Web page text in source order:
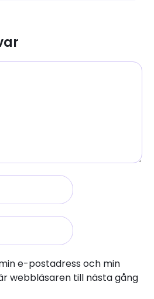
e-postadress och min
webbläsaren till nästa gång